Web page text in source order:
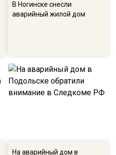
В Ногинске снесли
аварийный жилой дом
На аварийный дом в